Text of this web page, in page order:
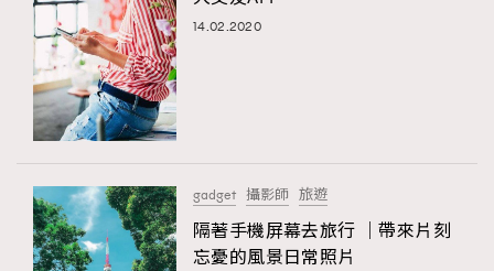
14.02.2020
gadget 攝影師 旅遊
隔著手機屏幕去旅行 ｜帶來片刻
忘憂的風景日常照片